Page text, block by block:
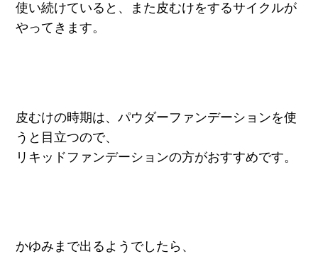
使い続けていると、また皮むけをするサイクルが
やってきます。
皮むけの時期は、パウダーファンデーションを使
うと目立つので、
リキッドファンデーションの方がおすすめです。
かゆみまで出るようでしたら、